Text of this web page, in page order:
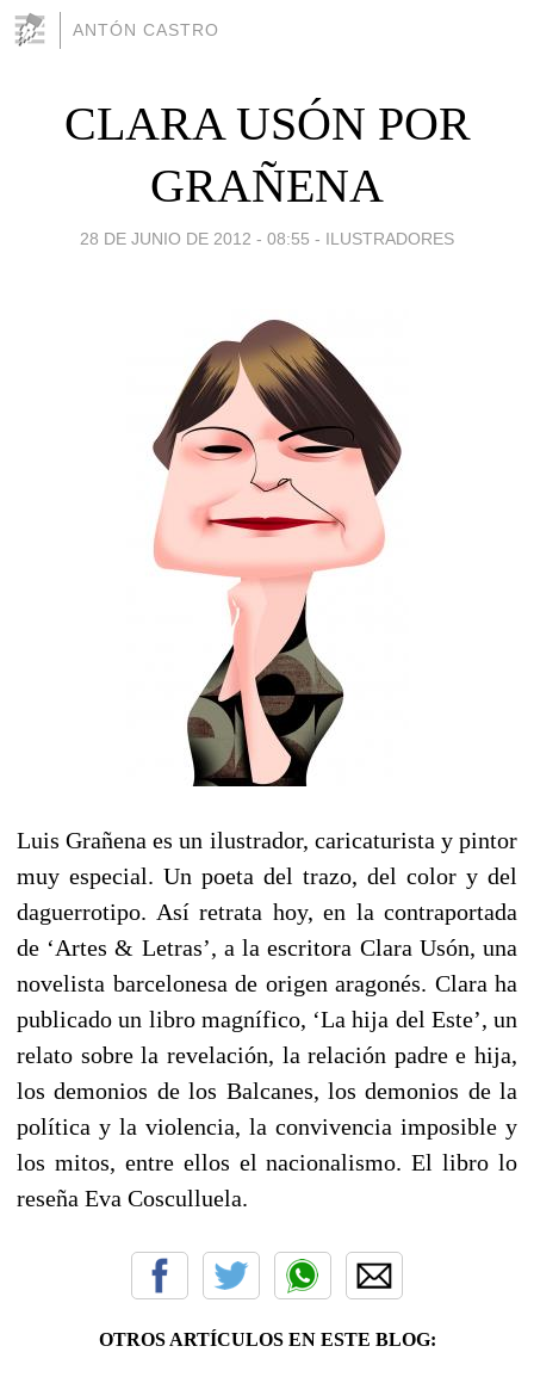
ANTÓN CASTRO
CLARA USÓN POR
GRAÑENA
28 DE JUNIO DE 2012 - 08:55 - ILUSTRADORES
Luis Grañena es un ilustrador, caricaturista y pintor
muy especial. Un poeta del trazo, del color y del
daguerrotipo. Así retrata hoy, en la contraportada
de ‘Artes & Letras’, a la escritora Clara Usón, una
novelista barcelonesa de origen aragonés. Clara ha
publicado un libro magnífico, ‘La hija del Este’, un
relato sobre la revelación, la relación padre e hija,
los demonios de los Balcanes, los demonios de la
política y la violencia, la convivencia imposible y
los mitos, entre ellos el nacionalismo. El libro lo
reseña Eva Cosculluela.
OTROS ARTÍCULOS EN ESTE BLOG: